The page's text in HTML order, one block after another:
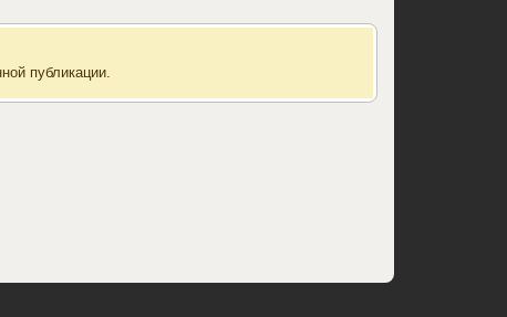
публикации.